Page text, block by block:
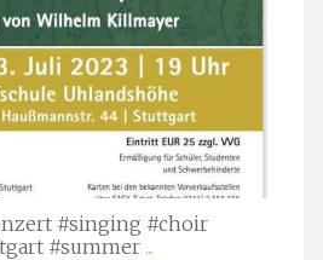
#singing #choir
#summer...